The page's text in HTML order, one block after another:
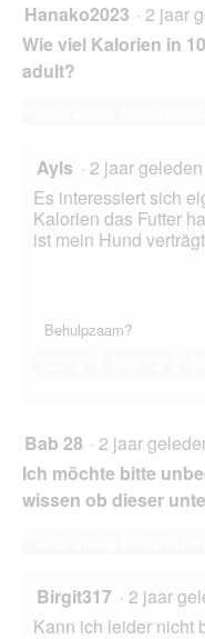
Hanako2023 · 2 jaar
Wie viel Kalorien in
adult?
Ayls · 2 jaar geleden
Es interessiert sich
Kalorien das Futter
ist mein Hund verträgt
Behulpzaam?
Bab 28 · 2 jaar
Ich möchte bitte
wissen ob dieser
Birgit317 · 2 jaar
Kann ich leider nicht